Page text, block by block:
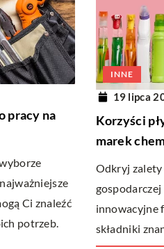
pracy na
Ci znaleźć
potrzeb.
INNE
19 lipca
Korzyści
marek
Odkryj zalety
innowacyjne
składniki
WNĘTRZA
2023
sposoby na aranżację i
które pomogą Ci stworzyć
w której będziesz się czuć
i zrelaksowany.